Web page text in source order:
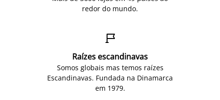
redor do mundo.

Raízes escandinavas
Somos globais mas temos raízes
Escandinavas. Fundada na Dinamarca
em 1979.